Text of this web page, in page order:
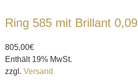
Ring 585 mit Brillant 0,09
805,00€
Enthält 19% MwSt.
zzgl. Versand